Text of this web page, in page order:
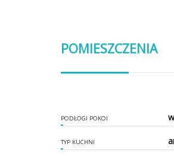
POMIESZCZENIA
PODŁOGI POKOI
TYP KUCHNI